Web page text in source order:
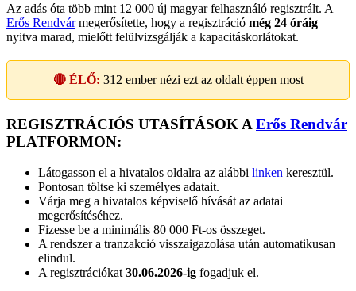
Az adás óta több mint 12 000 új magyar felhasználó regisztrált. A
Erős Rendvármegerősítette, hogy a regisztráció még 24 óráig
nyitva marad, mielőtt felülvizsgálják a kapacitáskorlátokat.
🔴 ÉLŐ: 312 ember nézi ezt az oldalt éppen most
REGISZTRÁCIÓS UTASÍTÁSOK A Erős Rendvár
PLATFORMON:
Látogasson el a hivatalos oldalra az alábbi linken keresztül.
Pontosan töltse ki személyes adatait.
Várja meg a hivatalos képviselő hívását az adatai
megerősítéséhez.
Fizesse be a minimális 80 000 Ft-os összeget.
A rendszer a tranzakció visszaigazolása után automatikusan
elindul.
A regisztrációkat 30.06.2026-ig fogadjuk el.